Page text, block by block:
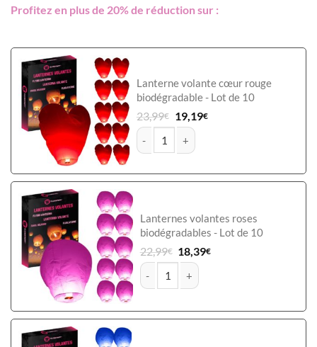
Profitez en plus de 20% de réduction sur :
Lanterne volante cœur rouge
biodégradable - Lot de 10
23,99€ 19,19€
Lanternes volantes roses
biodégradables - Lot de 10
22,99€ 18,39€